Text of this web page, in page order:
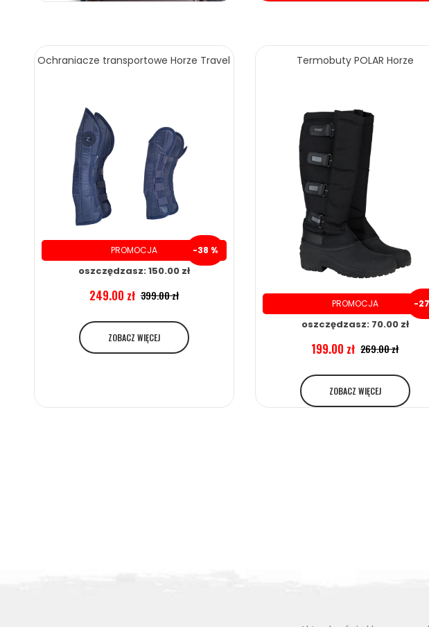
Ochraniacze transportowe Horze Travel
PROMOCJA -38 %
oszczędzasz: 150.00 zł
249.00 zł 399.00 zł
ZOBACZ WIĘCEJ
Termobuty POLAR Horze
PROMOCJA -
oszczędzasz: 70.00 zł
199.00 zł 269.00 zł
ZOBACZ WIĘCEJ